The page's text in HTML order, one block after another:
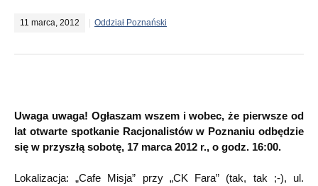
11 marca, 2012 Oddział Poznański
Uwaga uwaga! Ogłaszam wszem i wobec, że pierwsze od
lat otwarte spotkanie Racjonalistów w Poznaniu odbędzie
się w przyszłą sobotę, 17 marca 2012 r., o godz. 16:00.
Lokalizacja: „Cafe Misja” przy „CK Fara” (tak, tak ;-), ul.